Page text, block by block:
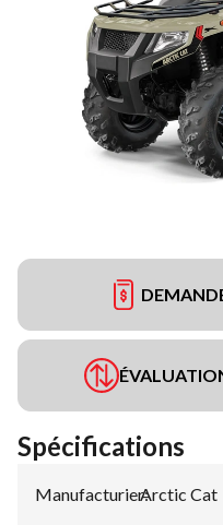
Spécifications
Manufacturier:
Arctic Cat